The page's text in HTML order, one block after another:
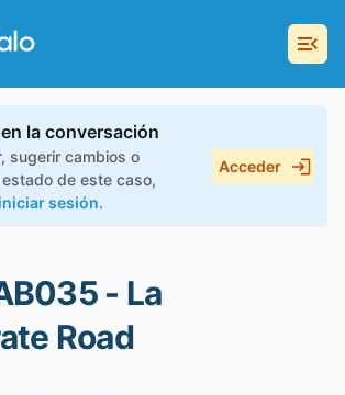
la conversación
sugerir cambios o
de este caso,
iniciar sesión.
Acceder
- La
Road